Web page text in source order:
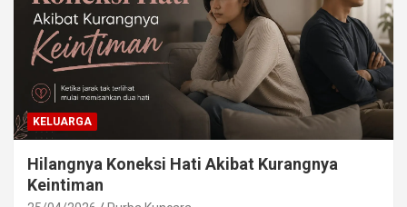
KELUARGA
Hilangnya Koneksi Hati Akibat Kurangnya
Keintiman